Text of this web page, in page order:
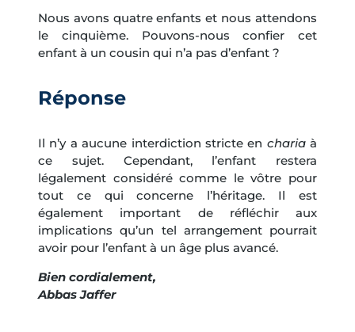
Nous avons quatre enfants et nous attendons
le cinquième. Pouvons-nous confier cet
enfant à un cousin qui n’a pas d’enfant ?
Réponse
Il n’y a aucune interdiction stricte en chariaà
ce sujet. Cependant, l’enfant restera
légalement considéré comme le vôtre pour
tout ce qui concerne l’héritage. Il est
également important de réfléchir aux
implications qu’un tel arrangement pourrait
avoir pour l’enfant à un âge plus avancé.
Bien cordialement,
Abbas Jaffer